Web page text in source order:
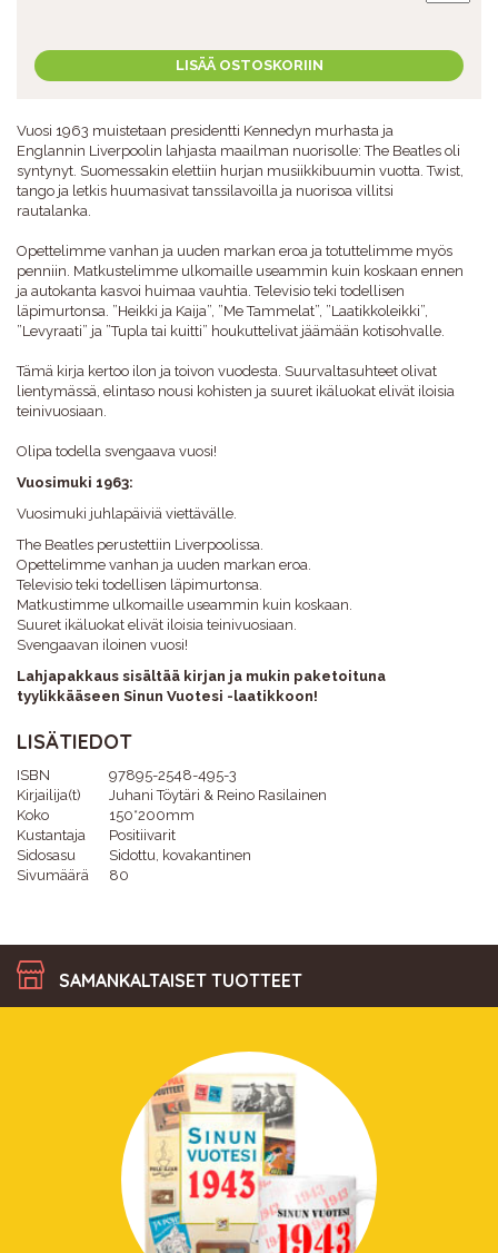
LISÄÄ OSTOSKORIIN
Vuosi 1963 muistetaan presidentti Kennedyn murhasta ja
Englannin Liverpoolin lahjasta maailman nuorisolle: The Beatles oli
syntynyt. Suomessakin elettiin hurjan musiikkibuumin vuotta. Twist,
tango ja letkis huumasivat tanssilavoilla ja nuorisoa villitsi
rautalanka.
Opettelimme vanhan ja uuden markan eroa ja totuttelimme myös
penniin. Matkustelimme ulkomaille useammin kuin koskaan ennen
ja autokanta kasvoi huimaa vauhtia. Televisio teki todellisen
läpimurtonsa. ”Heikki ja Kaija”, ”Me Tammelat”, ”Laatikkoleikki”,
”Levyraati” ja ”Tupla tai kuitti” houkuttelivat jäämään kotisohvalle.
Tämä kirja kertoo ilon ja toivon vuodesta. Suurvaltasuhteet olivat
lientymässä, elintaso nousi kohisten ja suuret ikäluokat elivät iloisia
teinivuosiaan.
Olipa todella svengaava vuosi!
Vuosimuki 1963:
Vuosimuki juhlapäiviä viettävälle.
The Beatles perustettiin Liverpoolissa.
Opettelimme vanhan ja uuden markan eroa.
Televisio teki todellisen läpimurtonsa.
Matkustimme ulkomaille useammin kuin koskaan.
Suuret ikäluokat elivät iloisia teinivuosiaan.
Svengaavan iloinen vuosi!
Lahjapakkaus sisältää kirjan ja mukin paketoituna
tyylikkääseen Sinun Vuotesi -laatikkoon!
LISÄTIEDOT
ISBN
97895-2548-495-3
Kirjailija(t)
Juhani Töytäri & Reino Rasilainen
Koko
150*200mm
Kustantaja
Positiivarit
Sidosasu
Sidottu, kovakantinen
Sivumäärä
80
SAMANKALTAISET TUOTTEET